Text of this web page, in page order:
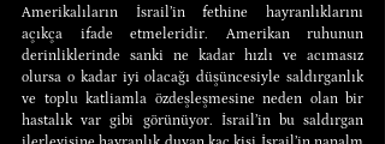
Amerikalıların İsrail’in fethine hayranlıklarını
açıkça ifade etmeleridir. Amerikan ruhunun
derinliklerinde sanki ne kadar hızlı ve acımasız
olursa o kadar iyi olacağı düşüncesiyle saldırganlık
ve toplu katliamla özdeşleşmesine neden olan bir
hastalık var gibi görünüyor. İsrail’in bu saldırgan